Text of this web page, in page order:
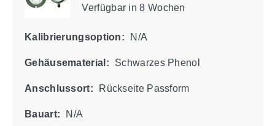
Verfügbarin 8 Wochen
Kalibrierungsoption: N/A
Gehäusematerial: Schwarzes Phenol
Anschlussort: Rückseite Passform
Bauart: N/A